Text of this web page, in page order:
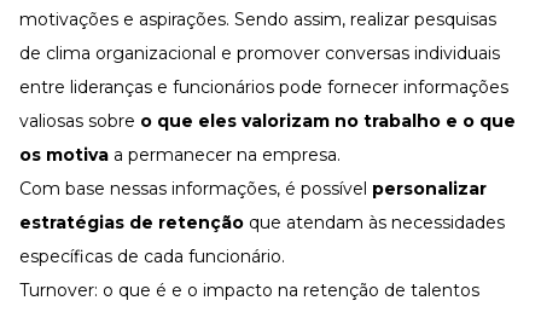
motivações e aspirações. Sendo assim, realizar pesquisas
de clima organizacional e promover conversas individuais
entre lideranças e funcionários pode fornecer informações
valiosas sobre o que eles valorizam no trabalho e o que
os motiva a permanecer na empresa.
Com base nessas informações, é possível personalizar
estratégias de retenção que atendam às necessidades
específicas de cada funcionário.
Turnover: o que é e o impacto na retenção de talentos